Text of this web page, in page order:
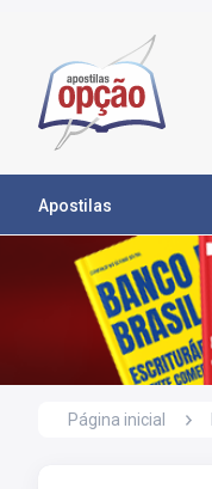
Apostilas
Página inicial